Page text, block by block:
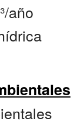
año